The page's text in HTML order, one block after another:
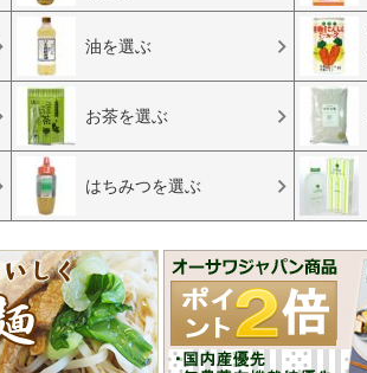
油を選ぶ
お茶を選ぶ
はちみつを選ぶ